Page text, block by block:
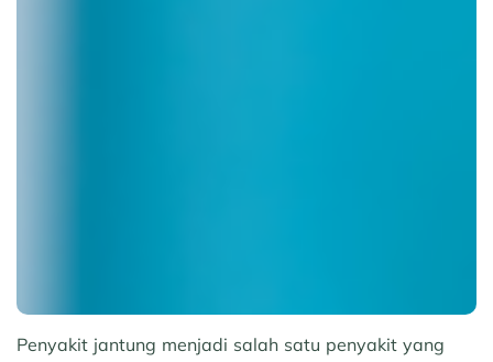
Penyakit jantung menjadi salah satu penyakit yang